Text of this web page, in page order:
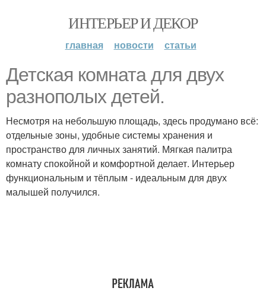
ИНТЕРЬЕР И ДЕКОР
главная новости статьи
Детская комната для двух
разнополых детей.
Несмотря на небольшую площадь, здесь продумано всё:
отдельные зоны, удобные системы хранения и
пространство для личных занятий. Мягкая палитра
комнату спокойной и комфортной делает. Интерьер
функциональным и тёплым - идеальным для двух
малышей получился.